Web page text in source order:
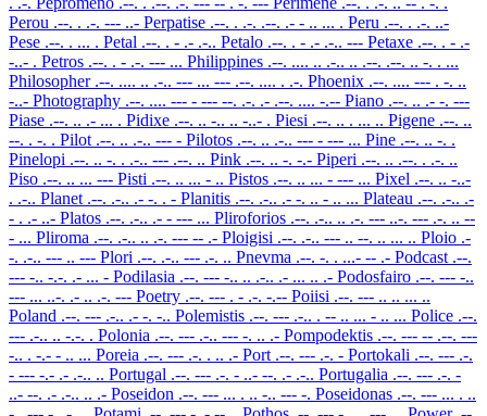
Perou .--. . .-. --- ..- Perpatise .--. . .-. .--. .- - .. ... . Peru .--. . .-. ..-
Pese .--. . ... . Petal .--. . - .- .-.. Petalo .--. . - .- .-.. --- Petaxe .--. . - .-
-..- . Petros .--. . - .-. --- ... Philippines .--. .... .. .-.. .. .--. .--. .. -. . ...
Philosopher .--. .... .. .-.. --- ... --- .--. .... . .-. Phoenix .--. .... --- . -. ..
-..- Photography .--. .... --- - --- --. .-. .- .--. .... -.-- Piano .--. .. .- -. ---
Piase .--. .. .- ... . Pidixe .--. .. -.. .. -..- . Piesi .--. .. . ... .. Pigene .--. ..
--. . -. . Pilot .--. .. .-.. --- - Pilotos .--. .. .-.. --- - --- ... Pine .--. .. -. .
Pinelopi .--. .. -. . .-.. --- .--. .. Pink .--. .. -. -.- Piperi .--. .. .--. . .-. ..
Piso .--. .. ... --- Pisti .--. .. ... - .. Pistos .--. .. ... - --- ... Pixel .--. .. -..-
. .-.. Planet .--. .-.. .- -. . - Planitis .--. .-.. .- -. .. - .. ... Plateau .--. .-.. .-
- . .- ..- Platos .--. .-.. .- - --- ... Pliroforios .--. .-.. .. .-. --- ..-. --- .-. .. --
- ... Pliroma .--. .-.. .. .-. --- -- .- Ploigisi .--. .-.. --- .. --. .. ... .. Ploio .-
-. .-.. --- .. --- Plori .--. .-.. --- .-. .. Pnevma .--. -. . ...- -- .- Podcast .--.
--- -.. -.-. .- ... - Podilasia .--. --- -.. .. .-.. .- ... .. .- Podosfairo .--. --- -..
--- ... ..-. .- .. .-. --- Poetry .--. --- . - .-. -.-- Poiisi .--. --- .. .. ... ..
Poland .--. --- .-.. .- -. -.. Polemistis .--. --- .-.. . -- .. ... - .. ... Police .--.
--- .-.. .. -.-. . Polonia .--. --- .-.. --- -. .. .- Pompodektis .--. --- -- .--. ---
-.. . -.- - .. ... Poreia .--. --- .-. . .. .- Port .--. --- .-. - Portokali .--. --- .-.
- --- -.- .- .-.. .. Portugal .--. --- .-. - ..- --. .- .-.. Portugalia .--. --- .-. -
..- --. .- .-.. .. .- Poseidon .--. --- ... . .. -.. --- -. Poseidonas .--. --- ... . ..